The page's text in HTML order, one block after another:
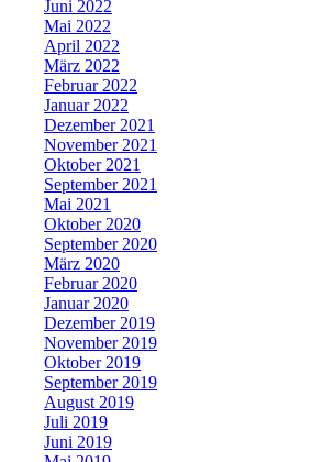
Juni 2022
Mai 2022
April 2022
März 2022
Februar 2022
Januar 2022
Dezember 2021
November 2021
Oktober 2021
September 2021
Mai 2021
Oktober 2020
September 2020
März 2020
Februar 2020
Januar 2020
Dezember 2019
November 2019
Oktober 2019
September 2019
August 2019
Juli 2019
Juni 2019